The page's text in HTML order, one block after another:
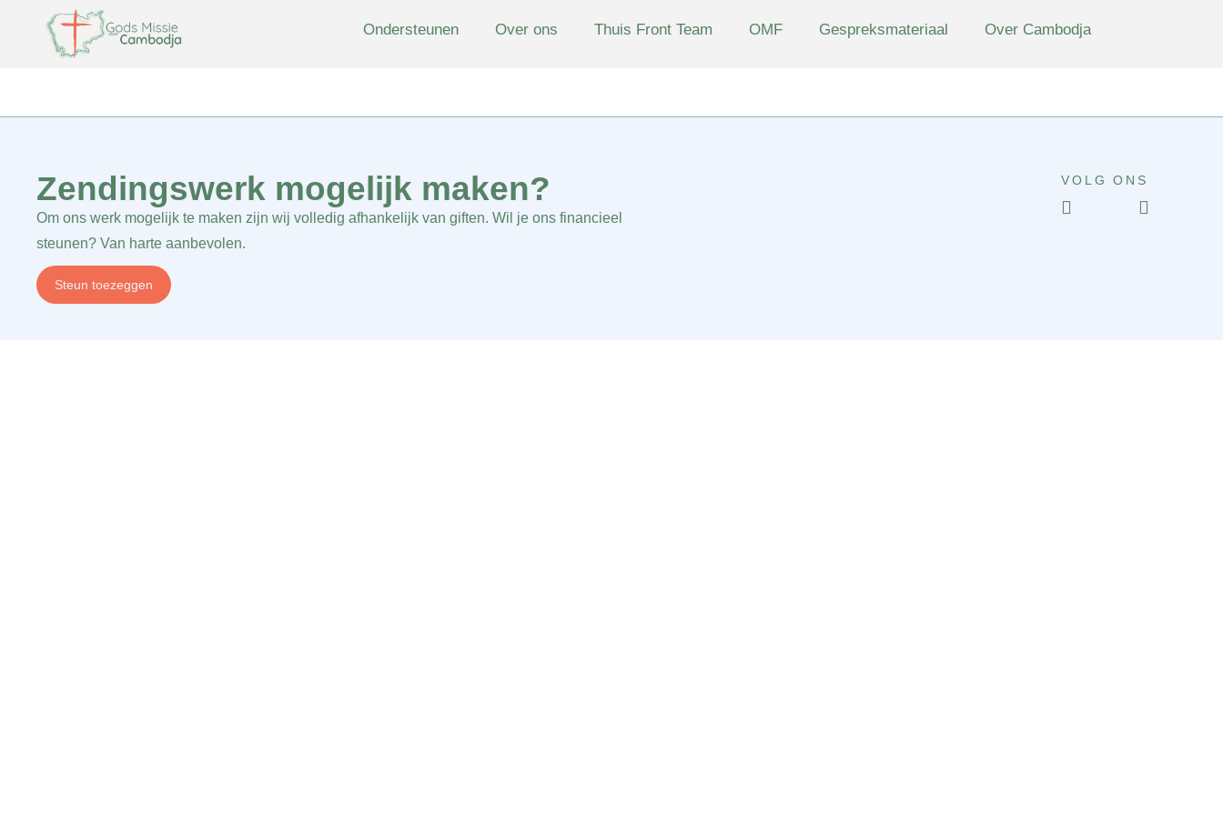
Ondersteunen Over ons Thuis Front Team OMF Gespreksmateriaal Over Cambodja
Ondersteunen Over ons OMF Gespreksmateriaal Over Cambodja
Zendingswerk mogelijk maken?
Om ons werk mogelijk te maken zijn wij volledig afhankelijk van giften. Wil je ons financieel
steunen? Van harte aanbevolen.
Steun toezeggen
VOLG ONS